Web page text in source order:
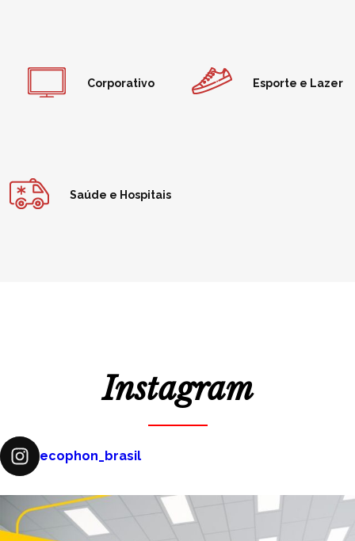
Corporativo Esporte e Lazer
Saúde e Hospitais
Instagram
ecophon_brasil